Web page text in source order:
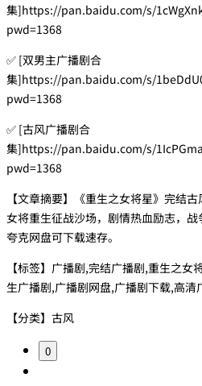
集]https://pan.baidu.com/s/
pwd=1368
✅ [双男主广播剧合
集]https://pan.baidu.com/s/
pwd=1368
✅ [古风广播剧合
集]https://pan.baidu.com/s/
pwd=1368
【文章摘要】《重生之女将星》完结
女将重生征战沙场，剧情热血励志，战
夸克网盘可下载速存。
【标签】广播剧,完结广播剧,重生之
生广播剧,广播剧网盘,广播剧下载,高清
【分类】古风
0